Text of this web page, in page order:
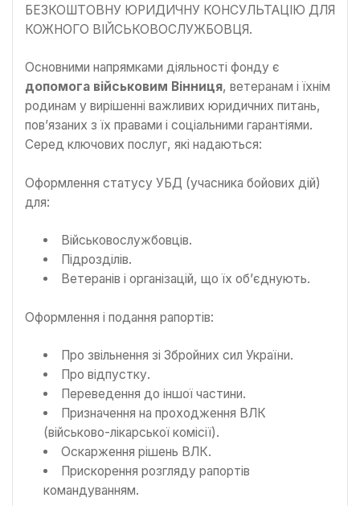
БЕЗКОШТОВНУ ЮРИДИЧНУ КОНСУЛЬТАЦІЮ ДЛЯ
КОЖНОГО ВІЙСЬКОВОСЛУЖБОВЦЯ.
Основними напрямками діяльності фонду є
допомога військовим Вінниця, ветеранам і їхнім
родинам у вирішенні важливих юридичних питань,
пов’язаних з їх правами і соціальними гарантіями.
Серед ключових послуг, які надаються:
Оформлення статусу УБД (учасника бойових дій)
для:
Військовослужбовців.
Підрозділів.
Ветеранів і організацій, що їх об’єднують.
Оформлення і подання рапортів:
Про звільнення зі Збройних сил України.
Про відпустку.
Переведення до іншої частини.
Призначення на проходження ВЛК
(військово-лікарської комісії).
Оскарження рішень ВЛК.
Прискорення розгляду рапортів
командуванням.